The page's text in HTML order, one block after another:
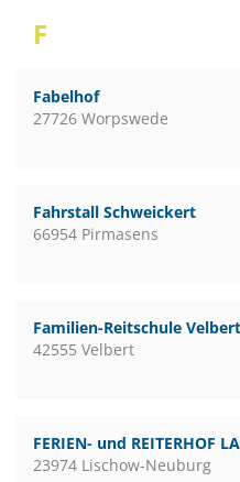
F
Fabelhof
27726 Worpswede
Fahrstall Schweickert
66954 Pirmasens
Familien-Reitschule
42555 Velbert
FERIEN- und REITERHOF
23974 Lischow-Neuburg